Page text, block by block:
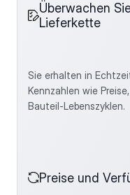
Überwachen
Lieferkette
Sie erhalten in
Kennzahlen wie
Bauteil-Lebenszyklen.
Preise und